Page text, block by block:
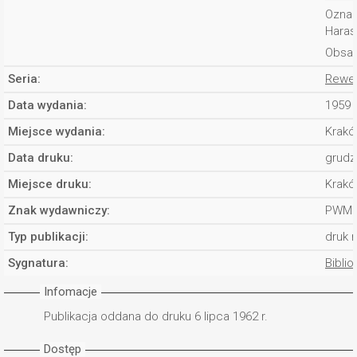
Seria:
Data wydania:
1959
Miejsce wydania:
Data druku:
Miejsce druku:
Znak wydawniczy:
PWM
Typ publikacji:
druk
Sygnatura:
Infomacje
Publikacja oddana do druku 6 lipca 1962 r.
Dostęp